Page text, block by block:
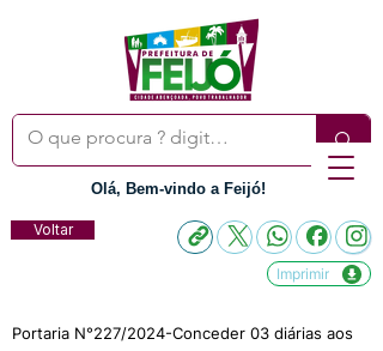
Olá, Bem-vindo a Feijó!
Voltar
Imprimir
Portaria N°227/2024-Conceder 03 diárias aos